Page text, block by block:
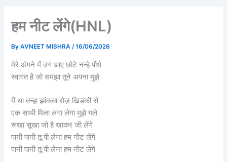
हम नीट लेंगे(HNL)
ByAVNEET MISHRA/16/06/2026
मेरे अंगने में उग आए छोटे नन्हे पौधे
स्वागत है जो समझा तूने अपना मुझे
मैं था तन्हा झांकता रोज़ खिड़की से
एक साथी मिला लगा लेगा मुझे गले
रूखा सूखा जो है खाकर जी लेंगे
पानी पानी तू पी लेना हम नीट लेंगे
पानी पानी तू पी लेना हम नीट लेंगे